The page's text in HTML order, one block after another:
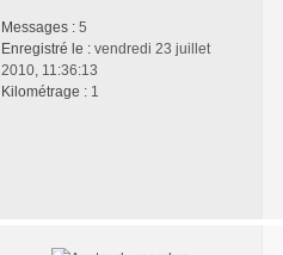
Messages : 5
Enregistré le : vendredi 23 juillet
2010, 11:36:13
Kilométrage : 1